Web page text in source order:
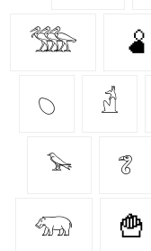
𓅢 🫄
𓆇 𓁢
𓅩 𓆂
𓃯 🍟